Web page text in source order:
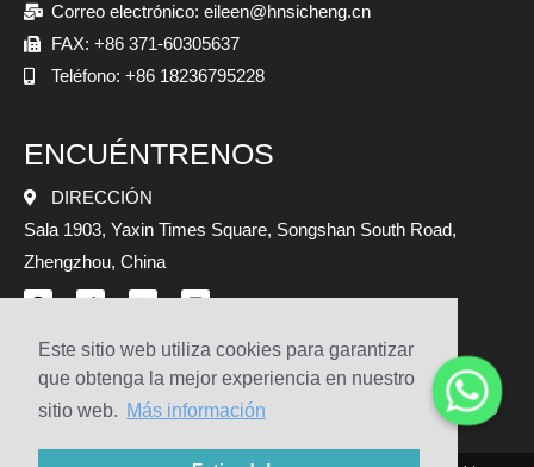
Este sitio web utiliza cookies para garantizar
que obtenga la mejor experiencia en nuestro
sitio web. Más información
Correo electrónico: eileen@hnsicheng.cn
FAX: +86 371-60305637
Teléfono: +86 18236795228
ENCUÉNTRENOS
DIRECCIÓN
Sala 1903, Yaxin Times Square, Songshan South Road,
Zhengzhou, China
Mapa del sitio